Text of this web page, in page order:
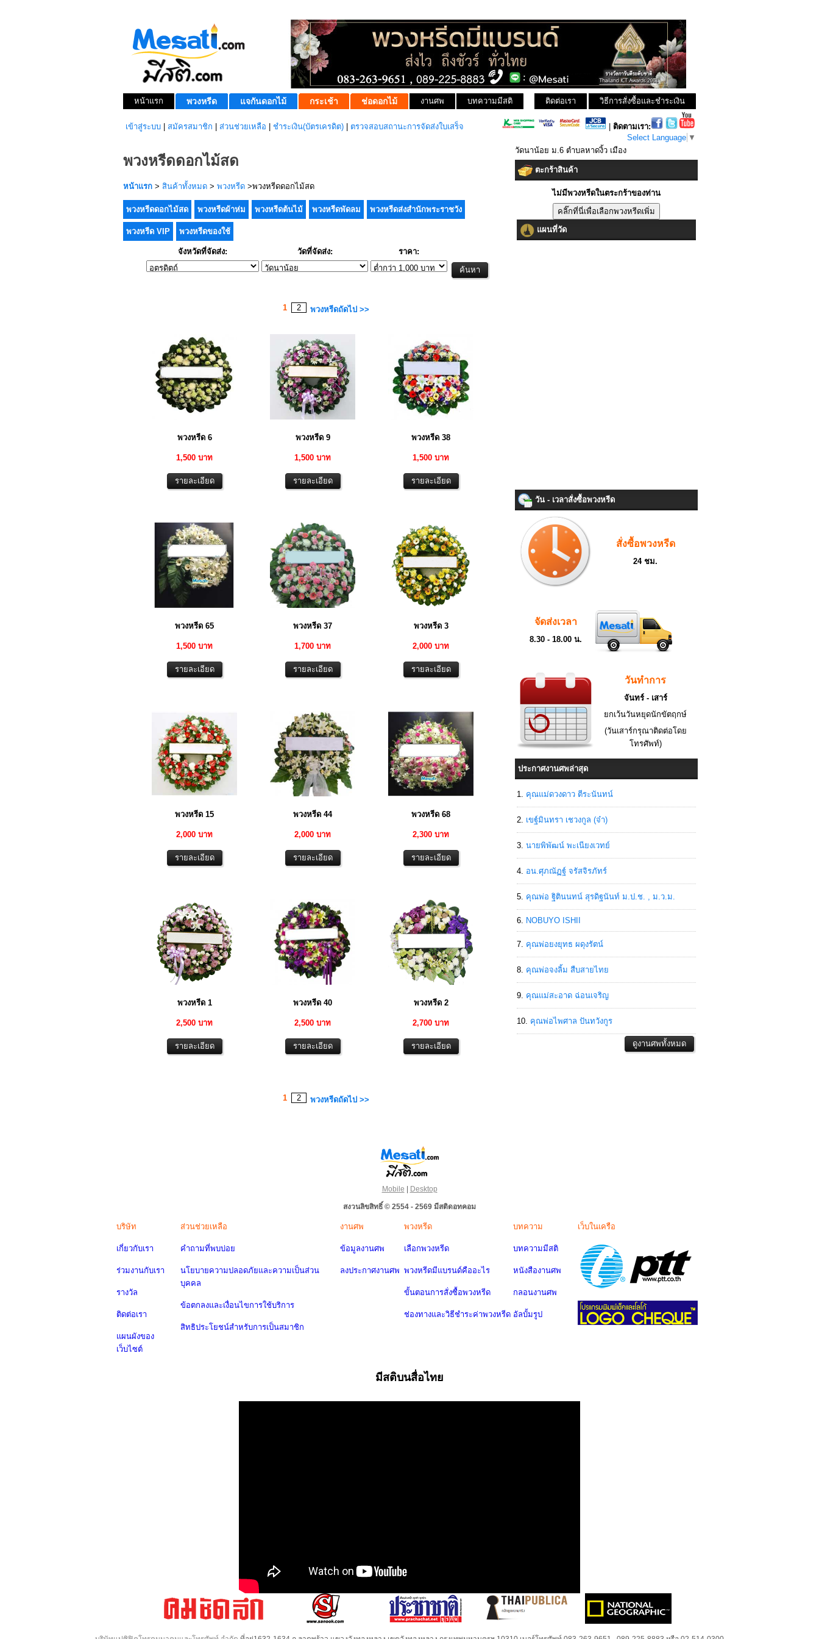
หน้าแรก พวงหรีด แจกันดอกไม้ กระเช้า ช่อดอกไม้ งานศพ บทความมีสติ วิธีการสั่งซื้อและชำระเงิน
ติดต่อเรา
เข้าสู่ระบบ สมัครสมาชิก ส่วนช่วยเหลือ ชำระเงิน(บัตรเครดิต) ตรวจสอบสถานะการจัดส่งใบเสร็จ
ติดตามเรา:
Select Language ▼
พวงหรีดดอกไม้สด
หน้าแรก > สินค้าทั้งหมด > พวงหรีด >พวงหรีดดอกไม้สด
พวงหรีดดอกไม้สด พวงหรีดผ้าห่ม พวงหรีดต้นไม้ พวงหรีดพัดลม พวงหรีดส่งสำนักพระราชวัง
พวงหรีด VIP พวงหรีดของใช้
จังหวัดที่จัดส่ง: วัดที่จัดส่ง: ราคา:
1 2 พวงหรีดถัดไป >>
พวงหรีด 6
1,500 บาท
พวงหรีด 9
1,500 บาท
พวงหรีด 38
1,500 บาท
พวงหรีด 65
1,500 บาท
พวงหรีด 37
1,700 บาท
พวงหรีด 3
2,000 บาท
พวงหรีด 15
2,000 บาท
พวงหรีด 44
2,000 บาท
พวงหรีด 68
2,300 บาท
พวงหรีด 1
2,500 บาท
พวงหรีด 40
2,500 บาท
พวงหรีด 2
2,700 บาท
1 2 พวงหรีดถัดไป >>
วัดนาน้อย ม.6 ตำบลหาดงิ้ว เมือง
ตะกร้าสินค้า
ไม่มีพวงหรีดในตระกร้าของท่าน
แผนที่วัด
วัน - เวลาสั่งซื้อพวงหรีด
สั่งซื้อพวงหรีด
24 ชม.
จัดส่งเวลา
8.30 - 18.00 น.
วันทำการ
จันทร์ - เสาร์
ยกเว้นวันหยุดนักขัตฤกษ์
(วันเสาร์กรุณาติดต่อโดย
โทรศัพท์)
ประกาศงานศพล่าสุด
คุณแม่ดวงดาว ตีระนันทน์
เขฐ์มินทรา เชวงกูล (จ๋า)
นายพิพัฒน์ พะเนียงเวทย์
อน.ศุภณัฏฐ์ จรัสจิรภัทร์
คุณพ่อ ฐิตินนทน์ สุรดิฐนันท์ ม.ป.ช. , ม.ว.ม.
NOBUYO ISHII
คุณพ่อยงยุทธ ผดุงรัตน์
คุณพ่อจงลิ้ม สืบสายไทย
คุณแม่สะอาด ฉ่อนเจริญ
คุณพ่อไพศาล ปันทวังกูร
Mobile | Desktop
สงวนลิขสิทธิ์ © 2554 - 2569 มีสติดอทคอม
บริษัท
เกี่ยวกับเรา
ร่วมงานกับเรา
รางวัล
ติดต่อเรา
แผนผังของ
เว็บไซต์
ส่วนช่วยเหลือ
คำถามที่พบบ่อย
นโยบายความปลอดภัยและความเป็นส่วน
บุคคล
ข้อตกลงและเงื่อนไขการใช้บริการ
สิทธิประโยชน์สำหรับการเป็นสมาชิก
งานศพ
ข้อมูลงานศพ
ลงประกาศงานศพ
พวงหรีด
เลือกพวงหรีด
พวงหรีดมีแบรนด์คืออะไร
ขั้นตอนการสั่งซื้อพวงหรีด
ช่องทางและวิธีชำระค่าพวงหรีด
บทความ
บทความมีสติ
หนังสืองานศพ
กลอนงานศพ
อัลบั้มรูป
เว็บในเครือ
มีสติบนสื่อไทย